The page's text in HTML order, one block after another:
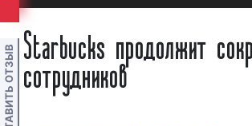
Starbucks продолжит
сотрудников
ОСТАВИТЬ ОТЗЫВ